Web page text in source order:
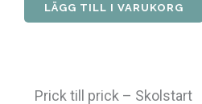
LÄGG TILL I VARUKORG
Prick till prick – Skolstart